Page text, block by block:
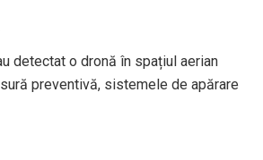
detectat o dronă în spațiul aerian
preventivă, sistemele de apărare